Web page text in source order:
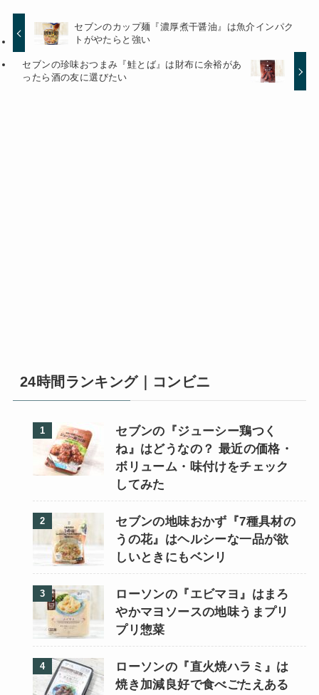
セブンのカップ麺『濃厚煮干醤油』は魚介インパク
トがやたらと強い
セブンの珍味おつまみ『鮭とば』は財布に余裕があ
ったら酒の友に選びたい
24時間ランキング｜コンビニ
セブンの『ジューシー鶏つく
ね』はどうなの？ 最近の価格・
ボリューム・味付けをチェック
してみた
セブンの地味おかず『7種具材の
うの花』はヘルシーな一品が欲
しいときにもベンリ
ローソンの『エビマヨ』はまろ
やかマヨソースの地味うまプリ
プリ惣菜
ローソンの『直火焼ハラミ』は
焼き加減良好で食べごたえある